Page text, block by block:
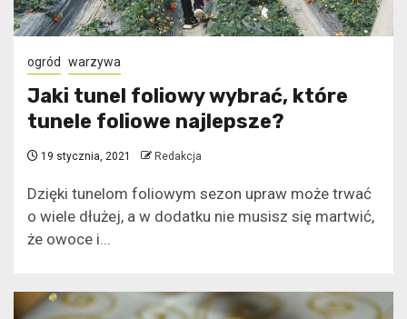
ogród warzywa
Jaki tunel foliowy wybrać, które
tunele foliowe najlepsze?
19 stycznia, 2021 Redakcja
Dzięki tunelom foliowym sezon upraw może trwać
o wiele dłużej, a w dodatku nie musisz się martwić,
że owoce i...